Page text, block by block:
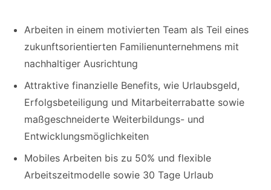
Arbeiten in einem motivierten Team als Teil eines
zukunfts­orientierten Familien­unter­nehmens mit
nach­haltiger Ausrichtung
Attraktive finanzielle Benefits, wie Urlaubsgeld,
Erfolgsbeteiligung und Mitarbeiter­rabatte sowie
maßge­schneiderte Weiter­bildungs- und
Entwicklungs­möglichkeiten
Mobiles Arbeiten bis zu 50% und flexible
Arbeitszeit­modelle sowie 30 Tage Urlaub